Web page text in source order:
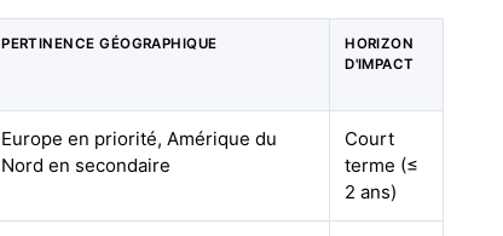
PERTINENCE GÉOGRAPHIQUE
HORIZON
D'IMPACT
Europe en priorité, Amérique du
Nord en secondaire
Court
terme (≤
2 ans)